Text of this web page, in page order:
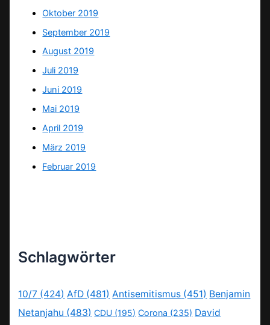
Oktober 2019
September 2019
August 2019
Juli 2019
Juni 2019
Mai 2019
April 2019
März 2019
Februar 2019
Schlagwörter
10/7 (424) AfD (481) Antisemitismus (451) Benjamin
Netanjahu (483) CDU (195) Corona (235) David